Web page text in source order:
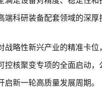
科研装备配套领域的深厚
略性新兴产业的精准卡
核聚变专项的全面启动
新一轮高质量发展周期。